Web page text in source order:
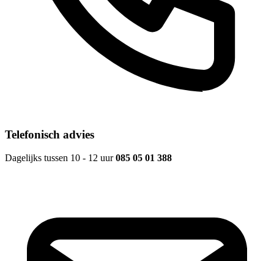
Telefonisch advies
Dagelijks tussen 10 - 12 uur085 05 01 388